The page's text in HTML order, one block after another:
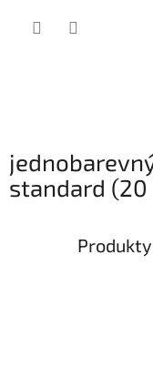
standard (20